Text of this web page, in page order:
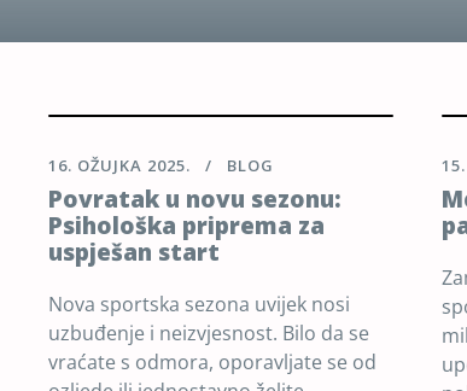
16. OŽUJKA 2025. BLOG
Povratak u novu sezonu:
Psihološka priprema za
uspješan start
Nova sportska sezona uvijek nosi
uzbuđenje i neizvjesnost. Bilo da se
vraćate s odmora, oporavljate se od